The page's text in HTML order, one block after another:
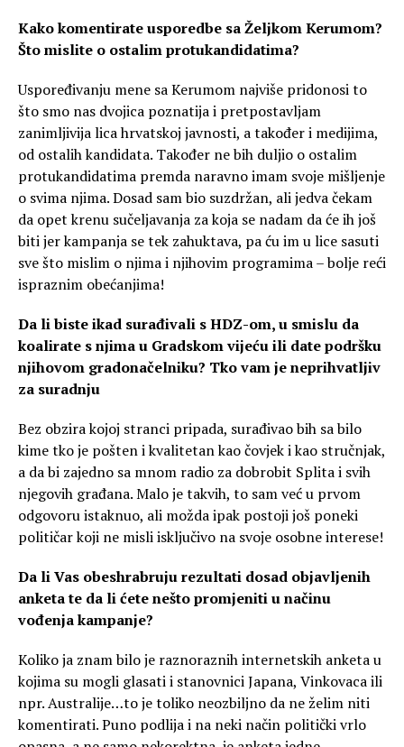
Kako komentirate usporedbe sa Željkom Kerumom?
Što mislite o ostalim protukandidatima?
Uspoređivanju mene sa Kerumom najviše pridonosi to
što smo nas dvojica poznatija i pretpostavljam
zanimljivija lica hrvatskoj javnosti, a također i medijima,
od ostalih kandidata. Također ne bih duljio o ostalim
protukandidatima premda naravno imam svoje mišljenje
o svima njima. Dosad sam bio suzdržan, ali jedva čekam
da opet krenu sučeljavanja za koja se nadam da će ih još
biti jer kampanja se tek zahuktava, pa ću im u lice sasuti
sve što mislim o njima i njihovim programima – bolje reći
ispraznim obećanjima!
Da li biste ikad surađivali s HDZ-om, u smislu da
koalirate s njima u Gradskom vijeću ili date podršku
njihovom gradonačelniku? Tko vam je neprihvatljiv
za suradnju
Bez obzira kojoj stranci pripada, surađivao bih sa bilo
kime tko je pošten i kvalitetan kao čovjek i kao stručnjak,
a da bi zajedno sa mnom radio za dobrobit Splita i svih
njegovih građana. Malo je takvih, to sam već u prvom
odgovoru istaknuo, ali možda ipak postoji još poneki
političar koji ne misli isključivo na svoje osobne interese!
Da li Vas obeshrabruju rezultati dosad objavljenih
anketa te da li ćete nešto promjeniti u načinu
vođenja kampanje?
Koliko ja znam bilo je raznoraznih internetskih anketa u
kojima su mogli glasati i stanovnici Japana, Vinkovaca ili
npr. Australije…to je toliko neozbiljno da ne želim niti
komentirati. Puno podlija i na neki način politički vrlo